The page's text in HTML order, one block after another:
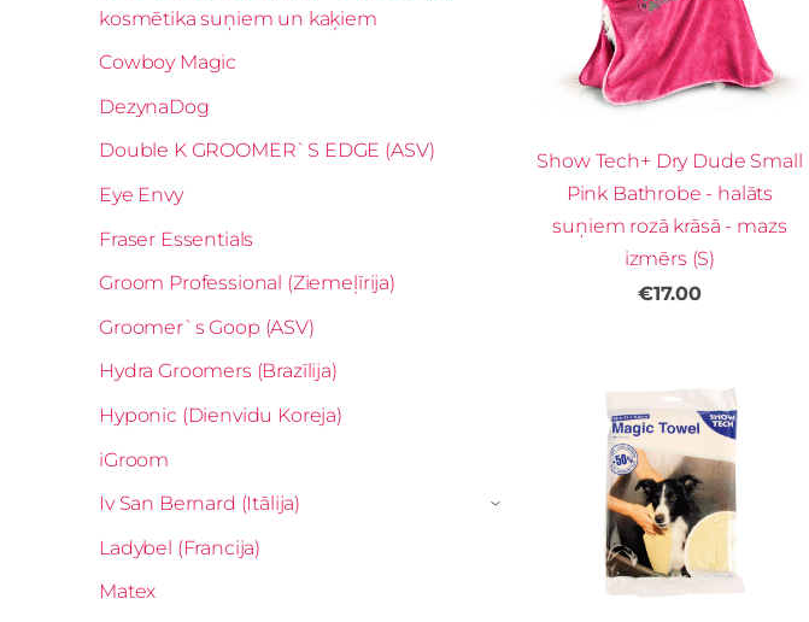
kosmētika suņiem un kaķiem
Cowboy Magic
DezynaDog
Double K GROOMER`S EDGE (ASV)
Eye Envy
Fraser Essentials
Groom Professional (Ziemeļīrija)
Groomer`s Goop (ASV)
Hydra Groomers (Brazīlija)
Hyponic (Dienvidu Koreja)
iGroom
Iv San Bernard (Itālija)
›
Ladybel (Francija)
Matex
Show Tech+ Dry Dude Small
Pink Bathrobe - halāts
suņiem rozā krāsā - mazs
izmērs (S)
€17.00